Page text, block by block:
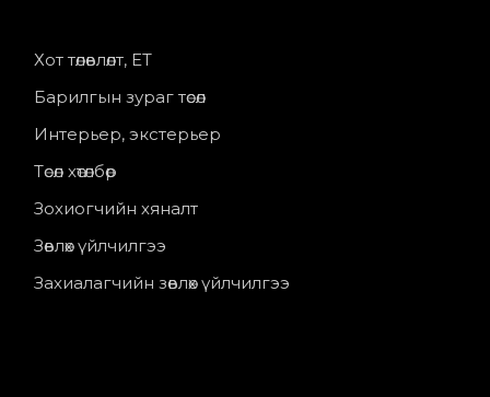
Хот төлөвлөлт, ЕТ
Барилгын зураг төсөл
Интерьер, экстерьер
Төсөл хөтөлбөр
Зохиогчийн хяналт
Зөвлөх үйлчилгээ
Захиалагчийн зөвлөх үйлчилгээ